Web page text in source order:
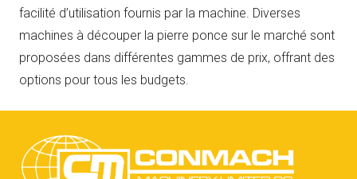
facilité d’utilisation fournis par la machine. Diverses
machines à découper la pierre ponce sur le marché sont
proposées dans différentes gammes de prix, offrant des
options pour tous les budgets.